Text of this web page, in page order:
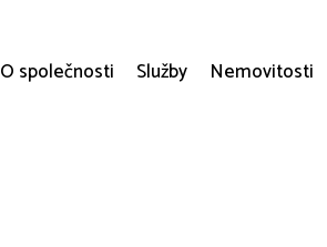
O společnosti Služby Nemovitosti